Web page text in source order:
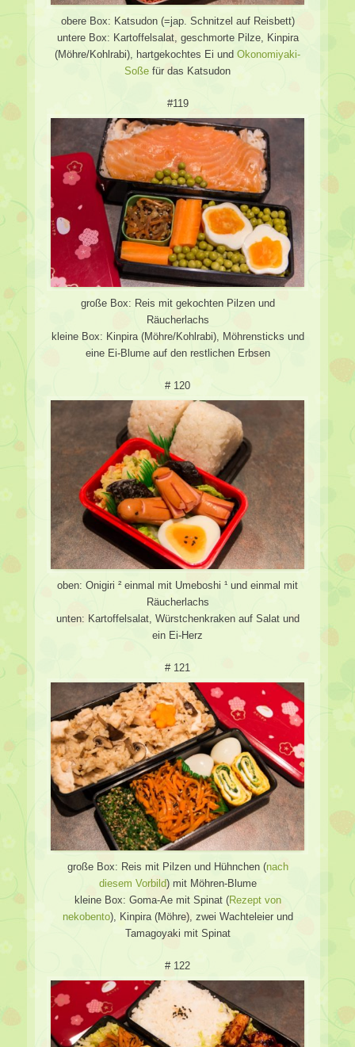
obere Box: Katsudon (=jap. Schnitzel auf Reisbett)
untere Box: Kartoffelsalat, geschmorte Pilze, Kinpira
(Möhre/Kohlrabi), hartgekochtes Ei und Okonomiyaki-
Soße für das Katsudon
#119
große Box: Reis mit gekochten Pilzen und
Räucherlachs
kleine Box: Kinpira (Möhre/Kohlrabi), Möhrensticks und
eine Ei-Blume auf den restlichen Erbsen
# 120
oben: Onigiri ² einmal mit Umeboshi ¹ und einmal mit
Räucherlachs
unten: Kartoffelsalat, Würstchenkraken auf Salat und
ein Ei-Herz
# 121
große Box: Reis mit Pilzen und Hühnchen (nach
diesem Vorbild) mit Möhren-Blume
kleine Box: Goma-Ae mit Spinat (Rezept von
nekobento), Kinpira (Möhre), zwei Wachteleier und
Tamagoyaki mit Spinat
# 122